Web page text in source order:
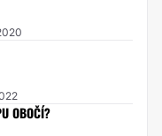
OBOČÍ?